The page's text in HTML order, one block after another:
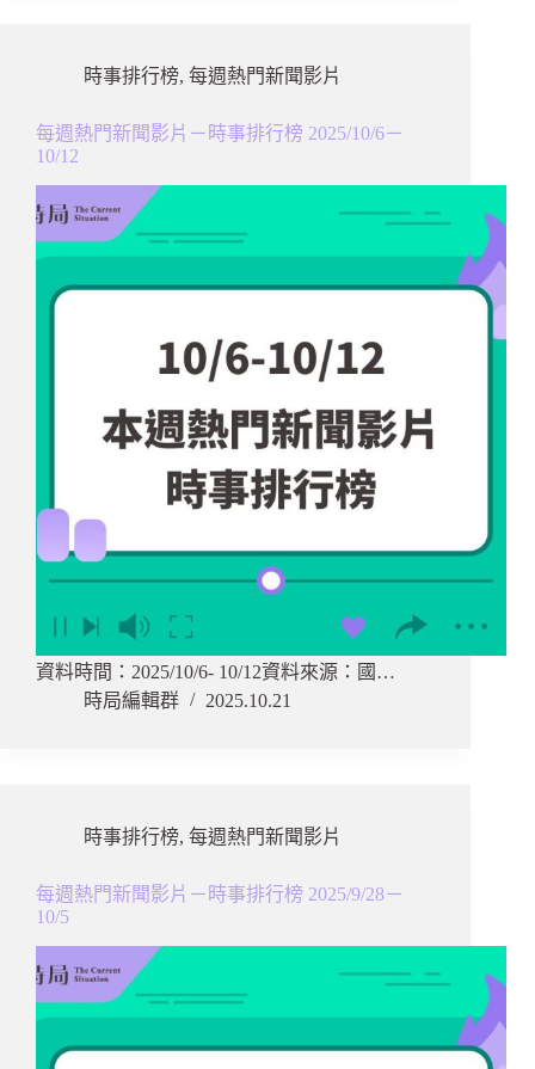
時事排行榜, 每週熱門新聞影片
每週熱門新聞影片－時事排行榜 2025/10/6－
10/12
資料時間：2025/10/6- 10/12資料來源：國…
時局編輯群
2025.10.21
時事排行榜, 每週熱門新聞影片
每週熱門新聞影片－時事排行榜 2025/9/28－
10/5